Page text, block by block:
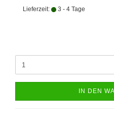
Lieferzeit: 3 - 4 Tage
IN DEN